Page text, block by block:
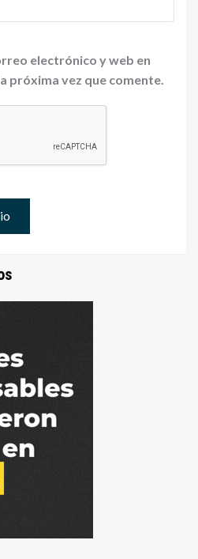
electrónico y web en
próxima vez que comente.